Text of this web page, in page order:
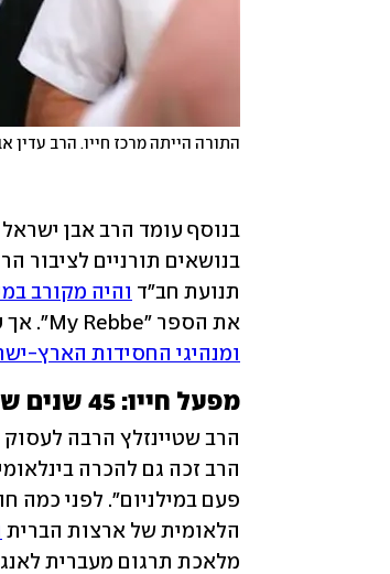
התורה הייתה מרכז חייו. הרב עדין
תנועת חב"ד והיה מקורב
את הספר "My Rebbe". אך עיקר פועלו היה בציבור הדתי והחילוני, והוא נחשב
ומנהיגי החסידות הארץ-
מפעל חייו: 45 שנים של תרגום התלמוד
הלאומית של ארצות הברית
מלאכת תרגום מעברית